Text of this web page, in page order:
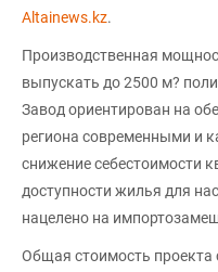
Altainews.kz.
Производственная
выпускать до 2500 м?
Завод ориентирован на
региона современными и
снижение себестоимости
доступности жилья для
нацелено на
Общая стоимость проекта